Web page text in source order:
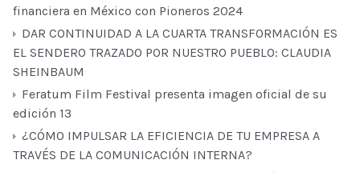
financiera en México con Pioneros 2024
DAR CONTINUIDAD A LA CUARTA TRANSFORMACIÓN ES
EL SENDERO TRAZADO POR NUESTRO PUEBLO: CLAUDIA
SHEINBAUM
Feratum Film Festival presenta imagen oficial de su
edición 13
¿CÓMO IMPULSAR LA EFICIENCIA DE TU EMPRESA A
TRAVÉS DE LA COMUNICACIÓN INTERNA?